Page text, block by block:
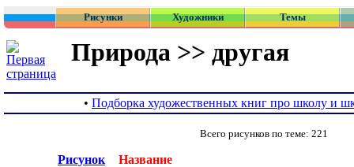
Рисунки Художники Темы
Природа >> другая
• Подборка художественных книг про школу и
Всего рисунков по теме: 221
Рисунок Название